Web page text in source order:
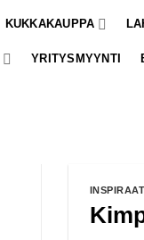
KUKKAKAUPPA
YRITYSMYYNTI